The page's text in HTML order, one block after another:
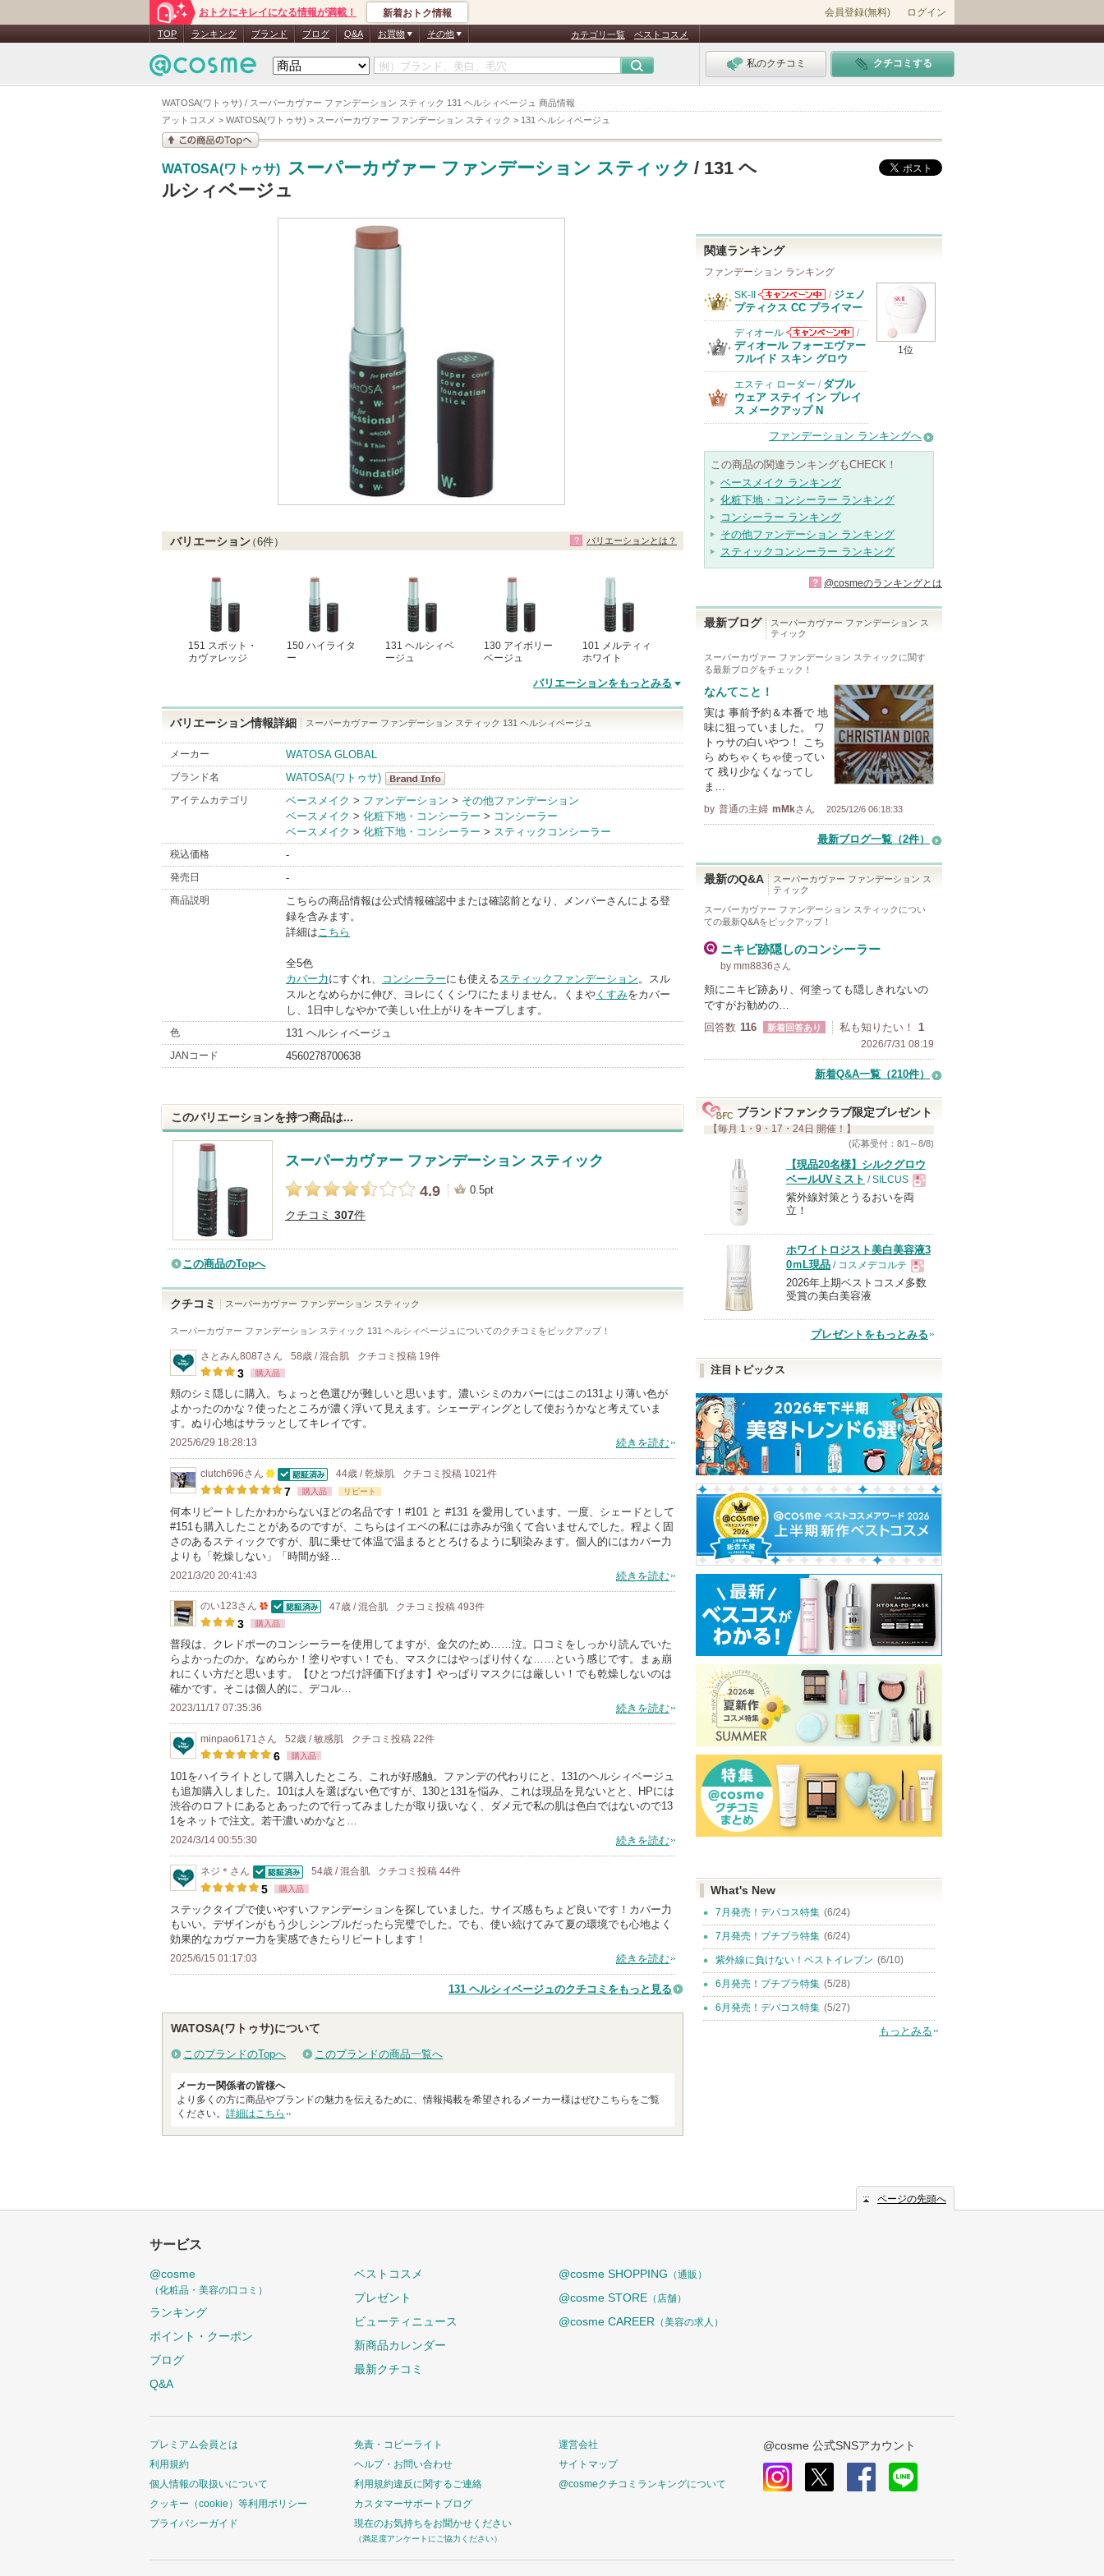
WATOSA(ワトゥサ) / スーパーカヴァー ファンデーション スティック 131 ヘルシィベージュ 商品情報
アットコスメ > WATOSA(ワトゥサ) > スーパーカヴァー ファンデーション スティック > 131 ヘルシィベージュ
おトクにキレイになる情報が満載！ 新着おトク情報 会員登録(無料) ログイン
TOP ランキング ブランド ブログ Q&A お買物 その他 カテゴリ一覧 ベストコスメ
私のクチコミ クチコミする
WATOSA(ワトゥサ) スーパーカヴァー ファンデーション スティック / 131 ヘ
ルシィベージュ
バリエーション（6件）
151 スポット・
カヴァレッジ
150 ハイライタ
ー
131 ヘルシィベ
ージュ
130 アイボリー
ベージュ
101 メルティィ
ホワイト
バリエーションをもっとみる
バリエーションとは？
バリエーション情報詳細 スーパーカヴァー ファンデーション スティック 131 ヘルシィベージュ
メーカー WATOSA GLOBAL
ブランド名
WATOSA(ワトゥサ)
WATOSA(ワ
トゥサ)
BrandInfo
アイテムカテゴリ ベースメイク > ファンデーション > その他ファンデーション
ベースメイク > 化粧下地・コンシーラー > コンシーラー
ベースメイク > 化粧下地・コンシーラー > スティックコンシーラー
税込価格 -
発売日 -
商品説明
こちらの商品情報は公式情報確認中または確認前となり、メンバーさんによる登
録を含みます。
詳細はこちら
全5色
カバー力 にすぐれ、 コンシーラーにも使えるスティックファンデーション。スル
スルとなめらかに伸び、ヨレにくくシワにたまりません。くまや くすみをカバー
し、1日中しなやかで美しい仕上がりをキープします。
色 131 ヘルシィベージュ
JANコード 4560278700638
このバリエーションを持つ商品は...
スーパーカヴァー ファンデーション スティック
4.9
0.5pt
クチコミ 307件
この商品のTopへ
クチコミ スーパーカヴァー ファンデーション スティック
スーパーカヴァー ファンデーション スティック 131 ヘルシィベージュ についてのクチコミをピックアップ！
さとみん8087さん 58歳 / 混合肌 クチコミ投稿 19件
3 購入品
頬のシミ隠しに購入。ちょっと色選びが難しいと思います。濃いシミのカバーにはこの131より薄い色が
よかったのかな？使ったところが濃く浮いて見えます。シェーディングとして使おうかなと考えていま
す。ぬり心地はサラッとしてキレイです。
2025/6/29 18:28:13 続きを読む
clutch696さん
100
人
以
上
ン
バ
ー
に
お
に
入
り
登
録
さ
い
す
認証済
44歳 / 乾燥肌 クチコミ投稿 1021件
7 購入品 リピート
何本リピートしたかわからないほどの名品です！#101 と #131 を愛用しています。一度、シェードとして
#151も購入したことがあるのですが、こちらはイエベの私には赤みが強くて合いませんでした。程よく固
さのあるスティックですが、肌に乗せて体温で温まるととろけるように馴染みます。個人的にはカバー力
よりも「乾燥しない」「時間が経…
2021/3/20 20:41:43 続きを読む
のい123さん
50
人
以
上
ン
バ
ー
に
お
に
入
り
登
録
れ
い
ま
す
認証済
47歳 / 混合肌 クチコミ投稿 493件
3 購入品
普段は、クレドポーのコンシーラーを使用してますが、金欠のため……泣。口コミをしっかり読んでいた
らよかったのか。なめらか！塗りやすい！でも、マスクにはやっぱり付くな……という感じです。まぁ崩
れにくい方だと思います。【ひとつだけ評価下げます】やっぱりマスクには厳しい！でも乾燥しないのは
確かです。そこは個人的に、デコル…
2023/11/17 07:35:36 続きを読む
minpao6171さん 52歳 / 敏感肌 クチコミ投稿 22件
6 購入品
101をハイライトとして購入したところ、これが好感触。ファンデの代わりにと、131のヘルシィベージュ
も追加購入しました。101は人を選ばない色ですが、130と131を悩み、これは現品を見ないとと、HPには
渋谷のロフトにあるとあったので行ってみましたが取り扱いなく、ダメ元で私の肌は色白ではないので13
1をネットで注文。若干濃いめかなと…
2024/3/14 00:55:30 続きを読む
ネジ＊ さん
認証済
54歳 / 混合肌 クチコミ投稿 44件
5 購入品
ステックタイプで使いやすいファンデーションを探していました。サイズ感もちょど良いです！カバー力
もいい。デザインがもう少しシンプルだったら完璧でした。でも、使い続けてみて夏の環境でも心地よく
効果的なカヴァー力を実感できたらリピートします！
2025/6/15 01:17:03 続きを読む
131 ヘルシィベージュのクチコミをもっと見る
WATOSA(ワトゥサ)について
このブランドのTopへ このブランドの商品一覧へ
メーカー関係者の皆様へ
より多くの方に商品やブランドの魅力を伝えるために、情報掲載を希望されるメーカー様はぜひこちらをご覧
ください。 詳細はこちら
関連ランキング
ファンデーション ランキング
1位
SK-II
SK-IIからのお
知らせがありま
す
/ ジェノ
プティクス CC プライマー
ディオール
ディオールから
のお知らせがあ
/
ディオール フォーエヴァー
フルイド スキン グロウ
エスティ ローダー / ダブル
ウェア ステイ イン プレイ
ス メークアップ N
ファンデーション ランキングへ
この商品の関連ランキングもCHECK！
ベースメイク ランキング
化粧下地・コンシーラー ランキング
コンシーラー ランキング
その他ファンデーション ランキング
スティックコンシーラー ランキング
? @cosmeのランキングとは
最新ブログ
スーパーカヴァー ファンデーション ス
ティック
スーパーカヴァー ファンデーション スティック に関す
る最新ブログをチェック！
なんてこと！
実は 事前予約＆本番で 地
味に狙っていました。 ワ
トゥサの白いやつ！ こち
ら めちゃくちゃ使ってい
て 残り少なくなってし
ま…
by 普通の主婦 mMkさん 2025/12/6 06:18:33
最新ブログ一覧（2件）
最新のQ&A
スーパーカヴァー ファンデーション ス
ティック
スーパーカヴァー ファンデーション スティック につい
ての最新Q&Aをピックアップ！
ニキビ跡隠しのコンシーラー
by mm8836さん
頬にニキビ跡あり、何塗っても隠しきれないの
ですがお勧めの…
回答数 116 新着回答あり 私も知りたい！ 1
2026/7/31 08:19
新着Q&A一覧（210件）
ブランドファンクラブ限定プレゼント
【毎月 1・9・17・24日 開催！】
(応募受付：8/1～8/8)
【現品20名様】シルクグロウ
ベールUVミスト / SILCUS
現
品
紫外線対策とうるおいを両
立！
ホワイトロジスト美白美容液3
0ｍL現品 / コスメデコルテ
現
品
2026年上期ベストコスメ多数
受賞の美白美容液
プレゼントをもっとみる
注目トピックス
What's New
7月発売！デパコス特集 (6/24)
7月発売！プチプラ特集 (6/24)
紫外線に負けない！ベストイレブン (6/10)
6月発売！プチプラ特集 (5/28)
6月発売！デパコス特集 (5/27)
もっとみる
ページの先頭へ
サービス
@cosme
（化粧品・美容の口コミ）
ランキング
ポイント・クーポン
ブログ
Q&A
ベストコスメ
プレゼント
ビューティニュース
新商品カレンダー
最新クチコミ
@cosme SHOPPING （通販）
@cosme STORE （店舗）
@cosme CAREER （美容の求人）
プレミアム会員とは
利用規約
個人情報の取扱いについて
クッキー（cookie）等利用ポリシー
プライバシーガイド
免責・コピーライト
ヘルプ・お問い合わせ
利用規約違反に関するご連絡
カスタマーサポートブログ
現在のお気持ちをお聞かせください
（満足度アンケートにご協力ください）
運営会社
サイトマップ
@cosmeクチコミランキングについて
@cosme 公式SNSアカウント